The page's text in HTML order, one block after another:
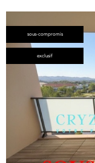
sous-compromis
exclusif